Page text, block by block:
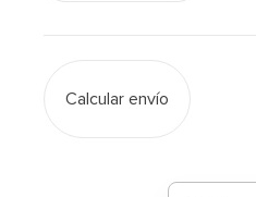
Calcular envío